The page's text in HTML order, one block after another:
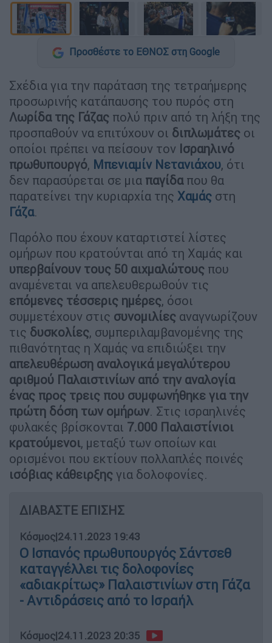
Προσθέστε το ΕΘΝΟΣ στη Google
Σχέδια για την παράταση της τετραήμερης
προσωρινής κατάπαυσης του πυρός στη
Λωρίδα της Γάζας πολύ πριν από τη λήξη της
προσπαθούν να επιτύχουν οι διπλωμάτες οι
οποίοι πρέπει να πείσουν τον Ισραηλινό
πρωθυπουργό, Μπενιαμίν Νετανιάχου, ότι
δεν παρασύρεται σε μια παγίδαπου θα
παρατείνει την κυριαρχία της Χαμάς στη
Γάζα.
Παρόλο που έχουν καταρτιστεί λίστες
ομήρων που κρατούνται από τη Χαμάς και
υπερβαίνουν τους 50 αιχμαλώτους που
αναμένεται να απελευθερωθούν τις
επόμενες τέσσερις ημέρες, όσοι
συμμετέχουν στις συνομιλίες αναγνωρίζουν
τις δυσκολίες, συμπεριλαμβανομένης της
πιθανότητας η Χαμάς να επιδιώξει την
απελευθέρωση αναλογικά μεγαλύτερου
αριθμού Παλαιστινίων από την αναλογία
ένας προς τρεις που συμφωνήθηκε για την
πρώτη δόση των ομήρων. Στις ισραηλινές
φυλακές βρίσκονται 7.000 Παλαιστίνιοι
κρατούμενοι, μεταξύ των οποίων και
ορισμένοι που εκτίουν πολλαπλές ποινές
ισόβιας κάθειρξης για δολοφονίες.
ΔΙΑΒΑΣΤΕ ΕΠΙΣΗΣ
Κόσμος|24.11.2023 19:43
Ο Ισπανός πρωθυπουργός Σάντσεθ
καταγγέλλει τις δολοφονίες
«αδιακρίτως» Παλαιστινίων στη Γάζα
- Aντιδράσεις από το Ισραήλ
Κόσμος|24.11.2023 20:35